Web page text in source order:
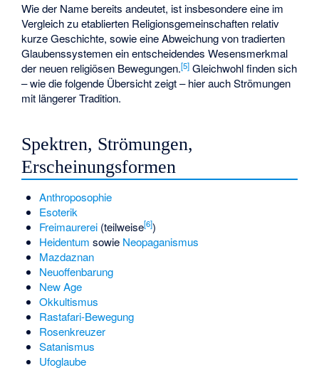
Wie der Name bereits andeutet, ist insbesondere eine im
Vergleich zu etablierten Religionsgemeinschaften relativ
kurze Geschichte, sowie eine Abweichung von tradierten
Glaubenssystemen ein entscheidendes Wesensmerkmal
der neuen religiösen Bewegungen.[5] Gleichwohl finden sich
– wie die folgende Übersicht zeigt – hier auch Strömungen
mit längerer Tradition.
Spektren, Strömungen,
Erscheinungsformen
Anthroposophie
Esoterik
Freimaurerei(teilweise[6])
Heidentum sowie Neopaganismus
Mazdaznan
Neuoffenbarung
New Age
Okkultismus
Rastafari-Bewegung
Rosenkreuzer
Satanismus
Ufoglaube